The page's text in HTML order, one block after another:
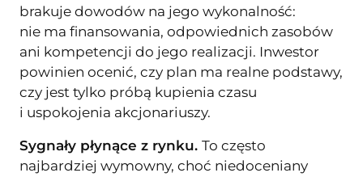
brakuje dowodów na jego wykonalność:
nie ma finansowania, odpowiednich zasobów
ani kompetencji do jego realizacji. Inwestor
powinien ocenić, czy plan ma realne podstawy,
czy jest tylko próbą kupienia czasu
i uspokojenia akcjonariuszy.
Sygnały płynące z rynku. To często
najbardziej wymowny, choć niedoceniany